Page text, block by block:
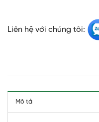
Liên hệ với chúng tôi:
Mô tả